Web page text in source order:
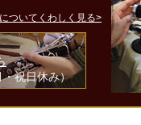
ついてくわしく見る>
祝日休み）